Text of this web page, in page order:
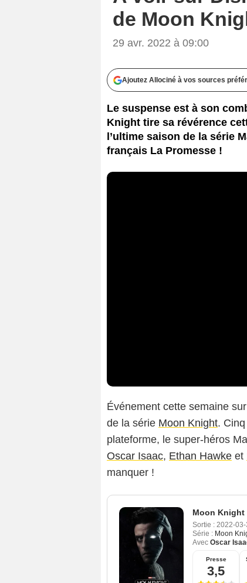
de Moon
29 avr. 2022 à 09:00
Ajoutez Allociné à vos sources
Le suspense est à son
Knight tire sa révérence
l’ultime saison de la série
français La Promesse !
Événement cette semaine
de la série Moon Knight.
plateforme, le super-héros
Oscar Isaac, Ethan Hawke et
manquer !
Moon Knight
Sortie : 2022-
Série : Moon
Avec Oscar
Presse
3,5